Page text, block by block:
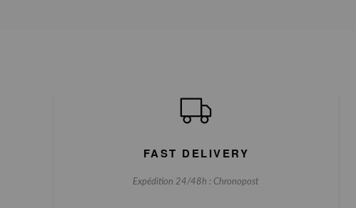
FAST DELIVERY
Expédition 24/48h : Chronopost